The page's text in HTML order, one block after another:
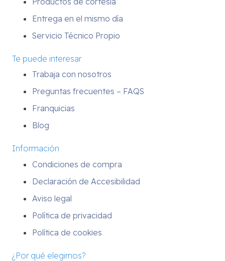
Entrega en el mismo día
Servicio Técnico Propio
Te puede interesar
Trabaja con nosotros
Preguntas frecuentes – FAQS
Franquicias
Blog
Información
Condiciones de compra
Declaración de Accesibilidad
Aviso legal
Política de privacidad
Política de cookies
¿Por qué elegirnos?